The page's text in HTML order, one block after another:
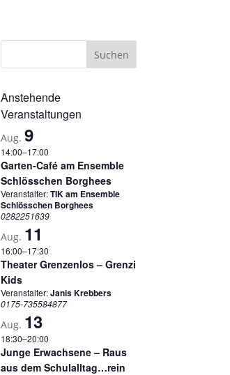
Anstehende
Veranstaltungen
Aug.9
14:00–17:00
Garten-Café am Ensemble
Schlösschen Borghees
Veranstalter:TIK am Ensemble
Schlösschen Borghees
0282251639
Aug. 11
16:00–17:30
Theater Grenzenlos – Grenzi
Kids
Veranstalter:Janis Krebbers
0175-735584877
Aug. 13
18:30–20:00
Junge Erwachsene – Raus
aus dem Schulalltag…rein